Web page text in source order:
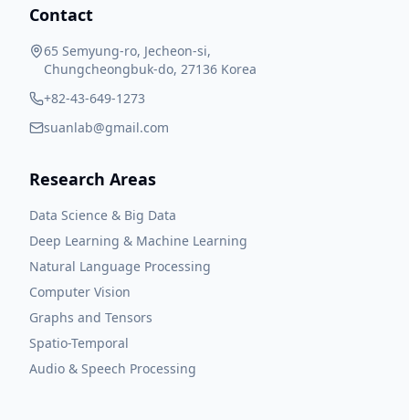
Contact
65 Semyung-ro, Jecheon-si,
Chungcheongbuk-do, 27136 Korea
+82-43-649-1273
suanlab@gmail.com
Research Areas
Data Science & Big Data
Deep Learning & Machine Learning
Natural Language Processing
Computer Vision
Graphs and Tensors
Spatio-Temporal
Audio & Speech Processing